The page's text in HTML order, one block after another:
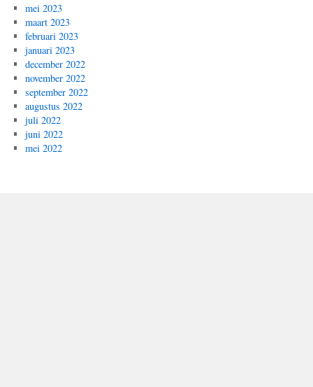
mei 2023
maart 2023
februari 2023
januari 2023
december 2022
november 2022
september 2022
augustus 2022
juli 2022
juni 2022
mei 2022